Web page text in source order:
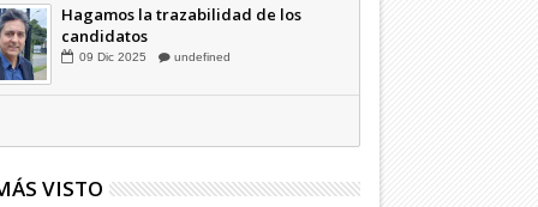
03Abr 2026 undefined
Hagamos la trazabilidad de los
candidatos
VISTO